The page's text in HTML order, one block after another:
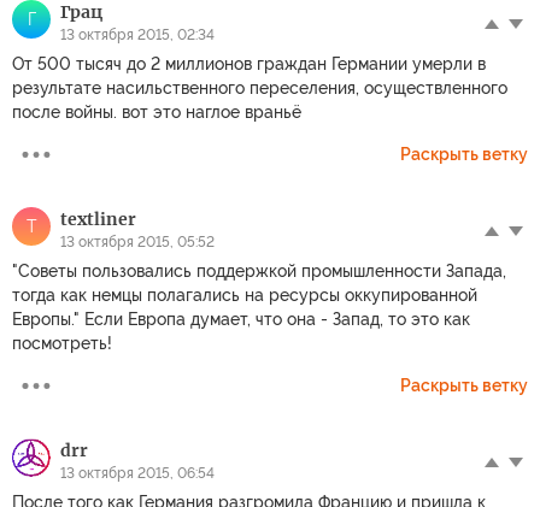
Г Грац
13 октября 2015, 02:34
От 500 тысяч до 2 миллионов граждан Германии умерли в
результате насильственного переселения, осуществленного
после войны. вот это наглое враньё
Раскрыть ветку
T textliner
13 октября 2015, 05:52
"Советы пользовались поддержкой промышленности Запада,
тогда как немцы полагались на ресурсы оккупированной
Европы." Если Европа думает, что она - Запад, то это как
посмотреть!
Раскрыть ветку
drr
13 октября 2015, 06:54
После того как Германия разгромила Францию и пришла к